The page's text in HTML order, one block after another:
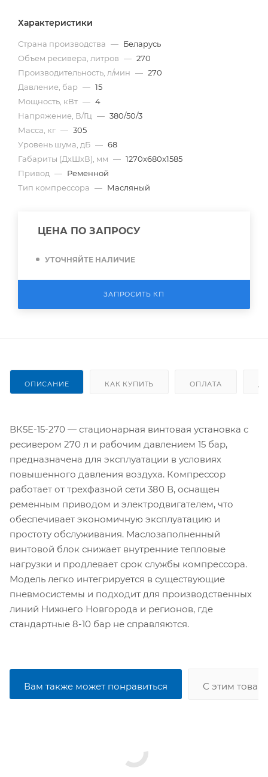
Характеристики
Страна производства — Беларусь
Объем ресивера, литров — 270
Производительность, л/мин — 270
Давление, бар — 15
Мощность, кВт — 4
Напряжение, В/Гц — 380/50/3
Масса, кг — 305
Уровень шума, дБ — 68
Габариты (ДхШхВ), мм — 1270x680x1585
Привод — Ременной
Тип компрессора — Масляный
ЦЕНА ПО ЗАПРОСУ
УТОЧНЯЙТЕ НАЛИЧИЕ
ЗАПРОСИТЬ КП
ОПИСАНИЕ КАК КУПИТЬ ОПЛАТА
ВК5Е-15-270 — стационарная винтовая установка с
ресивером 270 л и рабочим давлением 15 бар,
предназначена для эксплуатации в условиях
повышенного давления воздуха. Компрессор
работает от трехфазной сети 380 В, оснащен
ременным приводом и электродвигателем, что
обеспечивает экономичную эксплуатацию и
простоту обслуживания. Маслозаполненный
винтовой блок снижает внутренние тепловые
нагрузки и продлевает срок службы компрессора.
Модель легко интегрируется в существующие
пневмосистемы и подходит для производственных
линий Нижнего Новгорода и регионов, где
стандартные 8-10 бар не справляются.
Вам также может понравиться С этим